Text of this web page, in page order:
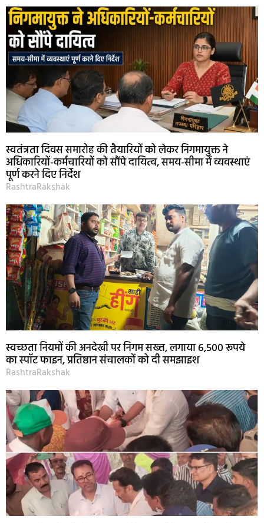
स्वतंत्रता दिवस समारोह की तैयारियों को लेकर निगमायुक्त ने
अधिकारियों-कर्मचारियों को सौंपे दायित्व, समय-सीमा में व्यवस्थाएं
पूर्ण करने दिए निर्देश
RashtraRakshak
स्वच्छता नियमों की अनदेखी पर निगम सख्त, लगाया 6,500 रूपये
का स्पॉट फाइन, प्रतिष्ठान संचालकों को दी समझाइश
RashtraRakshak